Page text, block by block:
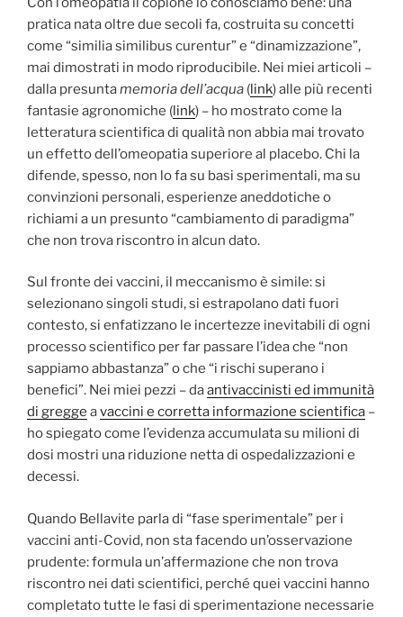
pratica nata oltre due secoli fa, costruita su concetti
come “similia similibus curentur” e “dinamizzazione”,
mai dimostrati in modo riproducibile. Nei miei articoli –
dalla presuntamemoria dell’acqua (link) alle più recenti
fantasie agronomiche (link) – ho mostrato come la
letteratura scientifica di qualità non abbia mai trovato
un effetto dell’omeopatia superiore al placebo. Chi la
difende, spesso, non lo fa su basi sperimentali, ma su
convinzioni personali, esperienze aneddotiche o
richiami a un presunto “cambiamento di paradigma”
che non trova riscontro in alcun dato.
Sul fronte dei vaccini, il meccanismo è simile: si
selezionano singoli studi, si estrapolano dati fuori
contesto, si enfatizzano le incertezze inevitabili di ogni
processo scientifico per far passare l’idea che “non
sappiamo abbastanza” o che “i rischi superano i
benefici”. Nei miei pezzi – daantivaccinisti ed immunità
di gregge avaccini e corretta informazione scientifica –
ho spiegato come l’evidenza accumulata su milioni di
dosi mostri una riduzione netta di ospedalizzazioni e
decessi.
Quando Bellavite parla di “fase sperimentale” per i
vaccini anti-Covid, non sta facendo un’osservazione
prudente: formula un’affermazione che non trova
riscontro nei dati scientifici, perché quei vaccini hanno
completato tutte le fasi di sperimentazione necessarie